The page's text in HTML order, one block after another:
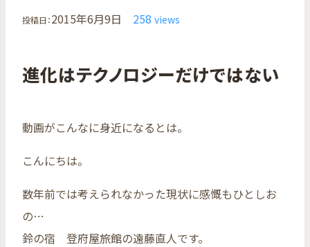
投稿日：2015年6月9日 258 views
進化はテクノロジーだけではない
動画がこんなに身近になるとは。
こんにちは。
数年前では考えられなかった現状に感慨もひとしお
の…
鈴の宿 登府屋旅館の遠藤直人です。